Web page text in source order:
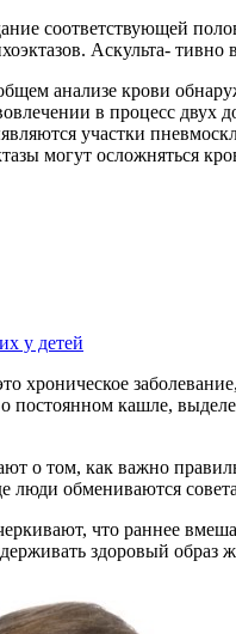
соответствующей
Аскульта-
анализе крови
в процесс двух
участки
могут осложняться
у детей
хроническое
постоянном кашле,
о том, как важно
люди обмениваются
что раннее
здоровый образ